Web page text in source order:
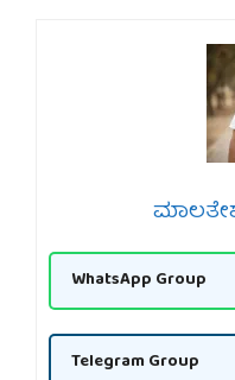
WhatsApp Group
Telegram Group